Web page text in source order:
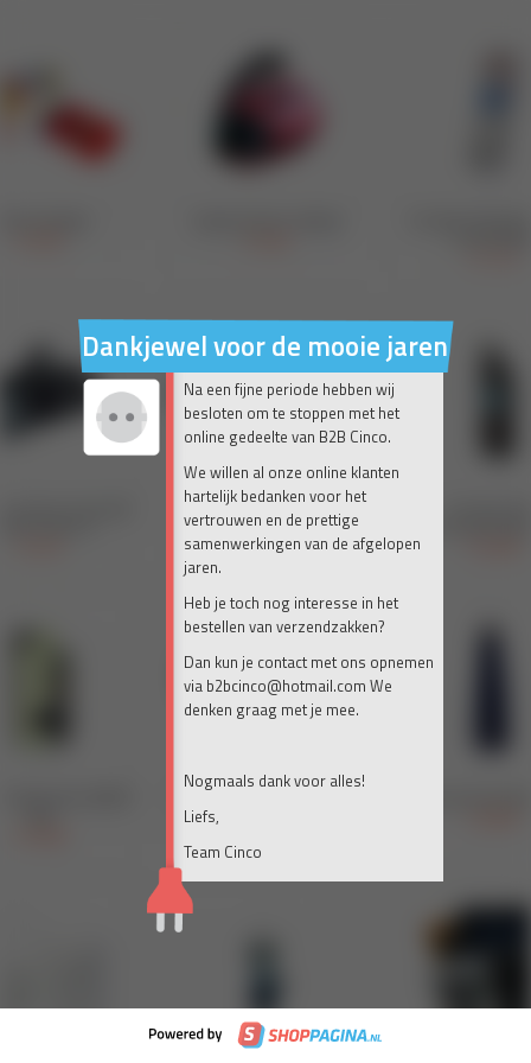
Dankjewel voor de mooie jaren 💛
Na een fijne periode hebben wij
besloten om te stoppen met het
online gedeelte van B2B Cinco.
We willen al onze online klanten
hartelijk bedanken voor het
vertrouwen en de prettige
samenwerkingen van de afgelopen
jaren.
Heb je toch nog interesse in het
bestellen van verzendzakken?
Dan kun je contact met ons opnemen
via b2bcinco@hotmail.com We
denken graag met je mee.
Nogmaals dank voor alles!
Liefs,
Team Cinco